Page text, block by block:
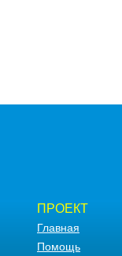
ПРОЕКТ
Главная
Помощь